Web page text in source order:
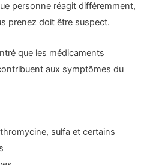
personne réagit différemment,
prenez doit être suspect.
que les médicaments
aux symptômes du
sulfa et certains